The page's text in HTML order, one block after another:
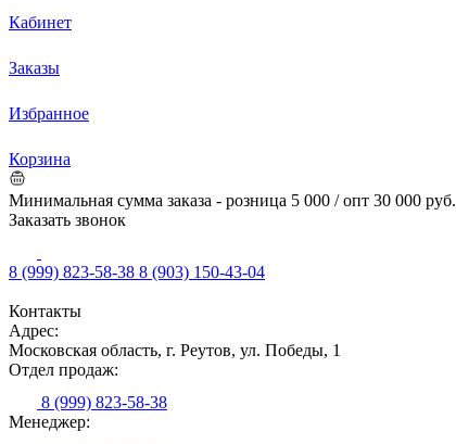
Кабинет
Заказы
Избранное
Корзина
Минимальная сумма заказа - розница 5 000 / опт 30 000 руб.
Заказать звонок
8 (999) 823-58-38 8 (903) 150-43-04
Контакты
Адрес:
Московская область, г. Реутов, ул. Победы, 1
Отдел продаж:
8 (999) 823-58-38
Менеджер: